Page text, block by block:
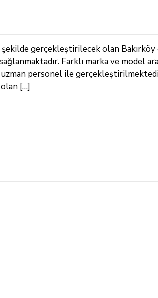
gerçekleştirilecek olan
Farklı marka ve model
uzman personel ile
[…]